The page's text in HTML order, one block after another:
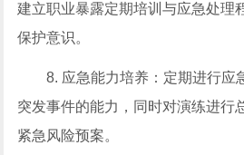
建立职业暴露定期培训与应急处理
保护意识。
8. 应急能力培养：定期进行应
突发事件的能力，同时对演练进行
紧急风险预案。